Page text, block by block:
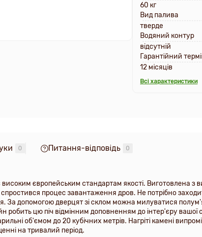
60 кг
Вид палива
тверде
Водяний контур
відсутній
Гарантійний
12 місяців
Всі характеристики
0 Питання-відповідь 0
високим європейським стандартам якості. Виготовлена
процес завантаження дров. Не потрібно
За допомогою дверцят зі склом можна милуватися
цю піч відмінним доповненням до інтер'єру вашої
об'ємом до 20 кубічних метрів. Нагріті камені
на тривалий період.